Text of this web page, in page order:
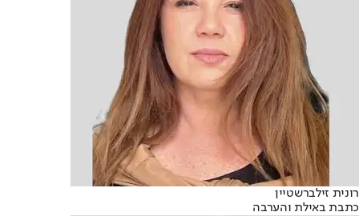
רונית זילברשטיין
כתבת באילת והערבה